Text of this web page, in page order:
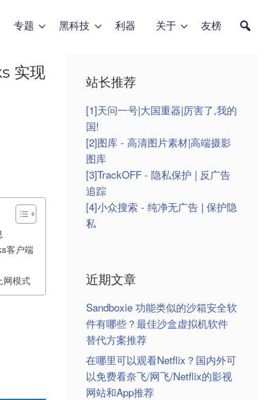
专题 黑科技 利器 关于 友榜
实现
客户端
网模式
站长推荐
[1]天问一号|大国重器|厉害了,我的
国!
[2]图库 - 高清图片素材|高端摄影
图库
[3]TrackOFF - 隐私保护 | 反广告
追踪
[4]小众搜索 - 纯净无广告 | 保护隐
私
近期文章
Sandboxie 功能类似的沙箱安全软
件有哪些？最佳沙盒虚拟机软件
替代方案推荐
在哪里可以观看Netflix？国内外可
以免费看奈飞/网飞/Netflix的影视
网站和App推荐